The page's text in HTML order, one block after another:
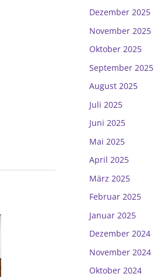
Dezember 2025
November 2025
Oktober 2025
September 2025
August 2025
Juli 2025
Juni 2025
Mai 2025
April 2025
März 2025
Februar 2025
Januar 2025
Dezember 2024
November 2024
Oktober 2024